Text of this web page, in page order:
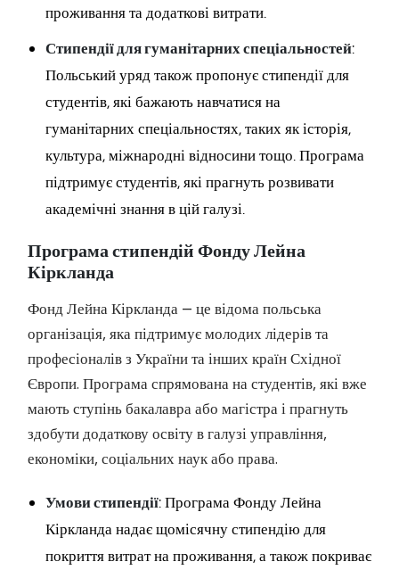
проживання та додаткові витрати.
Стипендії для гуманітарних спеціальностей:
Польський уряд також пропонує стипендії для
студентів, які бажають навчатися на
гуманітарних спеціальностях, таких як історія,
культура, міжнародні відносини тощо. Програма
підтримує студентів, які прагнуть розвивати
академічні знання в цій галузі.
Програма стипендій Фонду Лейна
Кіркланда
Фонд Лейна Кіркланда — це відома польська
організація, яка підтримує молодих лідерів та
професіоналів з України та інших країн Східної
Європи. Програма спрямована на студентів, які вже
мають ступінь бакалавра або магістра і прагнуть
здобути додаткову освіту в галузі управління,
економіки, соціальних наук або права.
Умови стипендії: Програма Фонду Лейна
Кіркланда надає щомісячну стипендію для
покриття витрат на проживання, а також покриває